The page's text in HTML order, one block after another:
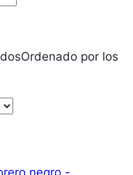
Ordenado por los